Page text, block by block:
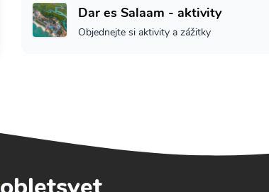
Dar es Salaam - aktivity
Objednejte si aktivity a zážitky